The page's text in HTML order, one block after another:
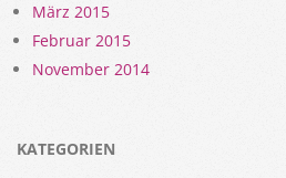
März 2015
Februar 2015
November 2014
KATEGORIEN